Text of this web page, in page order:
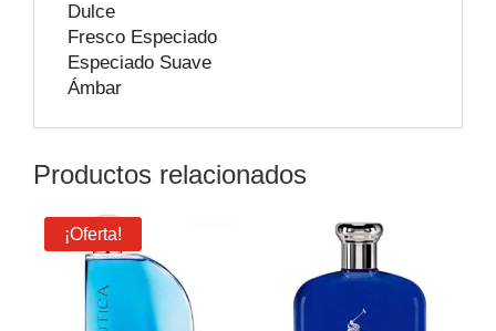
Dulce
Fresco Especiado
Especiado Suave
Ámbar
Productos relacionados
¡Oferta!